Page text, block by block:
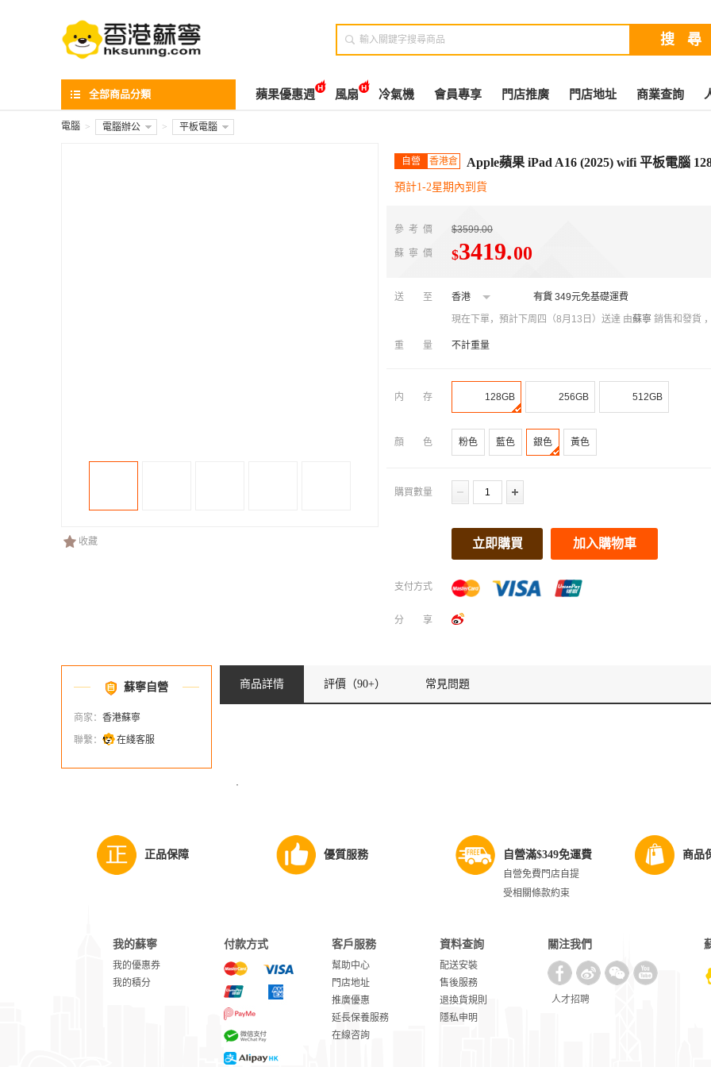

全部商品分類 蘋果優惠週 風扇 冷氣機 會員專享 門店推廣 門店地址 商業查詢
電腦 > 電腦辦公 > 平板電腦
收藏
自營 香港倉 Apple蘋果 iPad A16 (2025) wifi 平板電腦
預計1-2星期內到貨
參考價 $3599.00
蘇寧價 $3419.00
送至 香港 有貨 349元免基礎運費
現在下單，預計下周四（8月13日）送達 由蘇寧 銷售和發貨
重量 不計重量
内存 128GB 256GB 512GB
顔色 粉色 藍色 銀色 黃色
購買數量
立即購買 加入購物車
支付方式
分享
蘇寧自營
商家： 香港蘇寧
聯繫：
在綫客服
商品詳情 評價 （90+） 常見問題
·
正品保障 優質服務 自營滿$349免運費
自營免費門店自提
受相關條款約束
商品
我的蘇寧
我的優惠券
我的積分
付款方式 客戶服務
幫助中心
門店地址
推廣優惠
延長保養服務
在線咨詢
資料查詢
配送安裝
售後服務
退換貨規則
隱私申明
關注我們
人才招聘